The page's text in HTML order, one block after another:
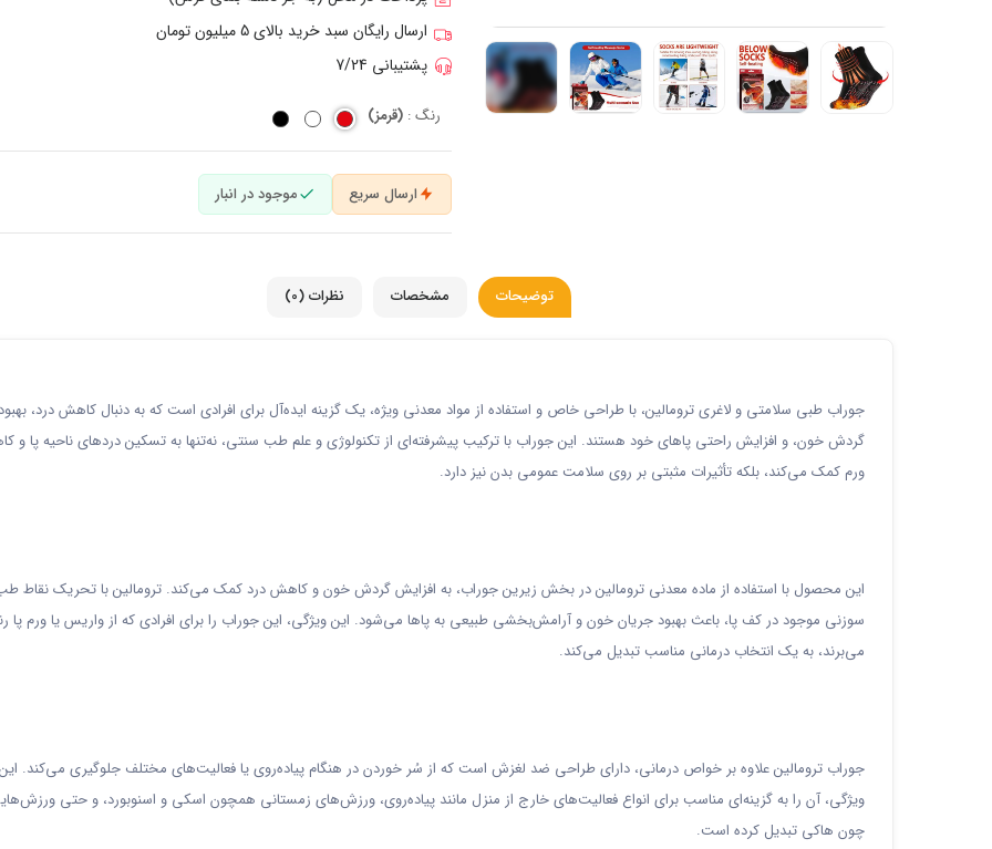
ارسال رایگان سبد خرید بالای 5 میلیون تومان
پشتیبانی 7/24
رنگ : (قرمز)
ارسال سریع موجود در انبار
توضیحات مشخصات نظرات (0)
جوراب طبی سلامتی و لاغری ترومالین، با طراحی خاص و استفاده از مواد معدنی ویژه، یک گزینه ایده‌آل برای افرادی است که به دنبال کاهش درد،
گردش خون، و افزایش راحتی پاهای خود هستند. این جوراب با ترکیب پیشرفته‌ای از تکنولوژی و علم طب سنتی، نه‌تنها به تسکین دردهای ناحیه پا و
ورم کمک می‌کند، بلکه تأثیرات مثبتی بر روی سلامت عمومی بدن نیز دارد.
این محصول با استفاده از ماده معدنی ترومالین در بخش زیرین جوراب، به افزایش گردش خون و کاهش درد کمک می‌کند. ترومالین با تحریک نقاط
سوزنی موجود در کف پا، باعث بهبود جریان خون و آرامش‌بخشی طبیعی به پاها می‌شود. این ویژگی، این جوراب را برای افرادی که از واریس یا ورم پا
می‌برند، به یک انتخاب درمانی مناسب تبدیل می‌کند.
جوراب ترومالین علاوه بر خواص درمانی، دارای طراحی ضد لغزش است که از سُر خوردن در هنگام پیاده‌روی یا فعالیت‌های مختلف جلوگیری می‌کند.
ویژگی، آن را به گزینه‌ای مناسب برای انواع فعالیت‌های خارج از منزل مانند پیاده‌روی، ورزش‌های زمستانی همچون اسکی و اسنوبورد، و حتی
چون هاکی تبدیل کرده است.